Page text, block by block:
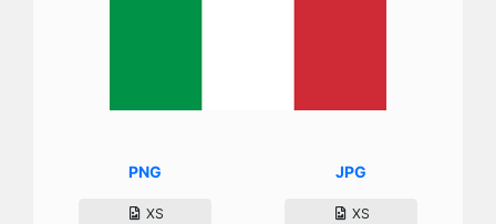
PNG
XS
JPG
XS